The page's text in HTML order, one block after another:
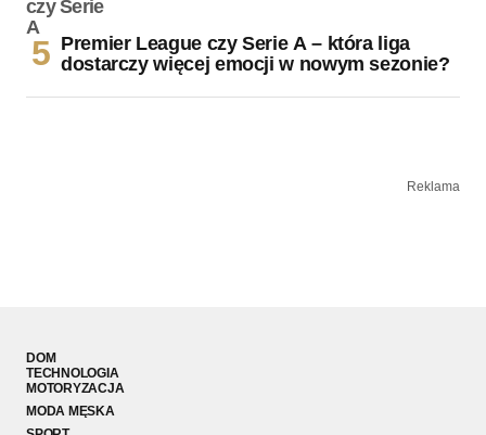
Premier League czy Serie A – która liga
dostarczy więcej emocji w nowym sezonie?
Reklama
DOM
TECHNOLOGIA
MOTORYZACJA
MODA MĘSKA